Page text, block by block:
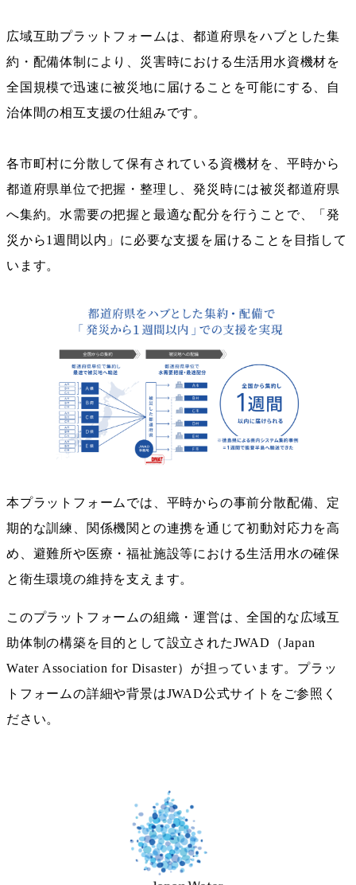
広域互助プラットフォームは、都道府県をハブとした集
約・配備体制により、災害時における生活用水資機材を
全国規模で迅速に被災地に届けることを可能にする、自
治体間の相互支援の仕組みです。
各市町村に分散して保有されている資機材を、平時から
都道府県単位で把握・整理し、発災時には被災都道府県
へ集約。水需要の把握と最適な配分を行うことで、「発
災から1週間以内」に必要な支援を届けることを目指して
います。
本プラットフォームでは、平時からの事前分散配備、定
期的な訓練、関係機関との連携を通じて初動対応力を高
め、避難所や医療・福祉施設等における生活用水の確保
と衛生環境の維持を支えます。
このプラットフォームの組織・運営は、全国的な広域互
助体制の構築を目的として設立されたJWAD（Japan
Water Association for Disaster）が担っています。プラッ
トフォームの詳細や背景はJWAD公式サイトをご参照く
ださい。